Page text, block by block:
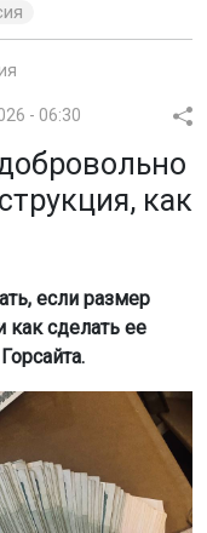
- 06:30
как
если размер
как сделать ее